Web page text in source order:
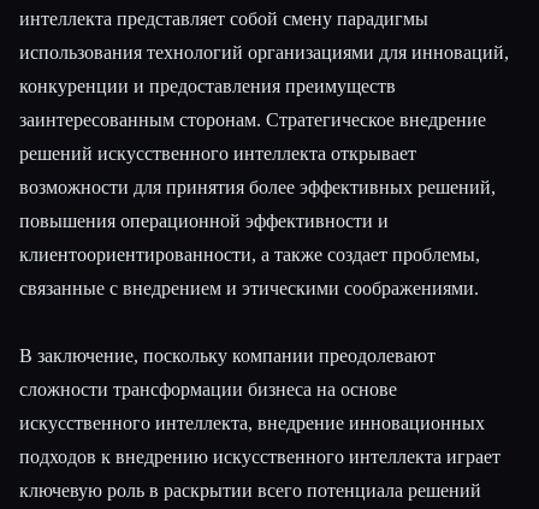
интеллекта представляет собой смену парадигмы
использования технологий организациями для инноваций,
конкуренции и предоставления преимуществ
заинтересованным сторонам. Стратегическое внедрение
решений искусственного интеллекта открывает
возможности для принятия более эффективных решений,
повышения операционной эффективности и
клиентоориентированности, а также создает проблемы,
связанные с внедрением и этическими соображениями.
В заключение, поскольку компании преодолевают
сложности трансформации бизнеса на основе
искусственного интеллекта, внедрение инновационных
подходов к внедрению искусственного интеллекта играет
ключевую роль в раскрытии всего потенциала решений